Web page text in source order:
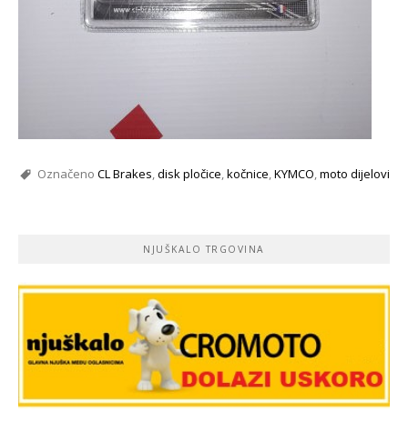
Označeno CL Brakes,disk pločice,kočnice,KYMCO,moto dijelovi
NJUŠKALO TRGOVINA